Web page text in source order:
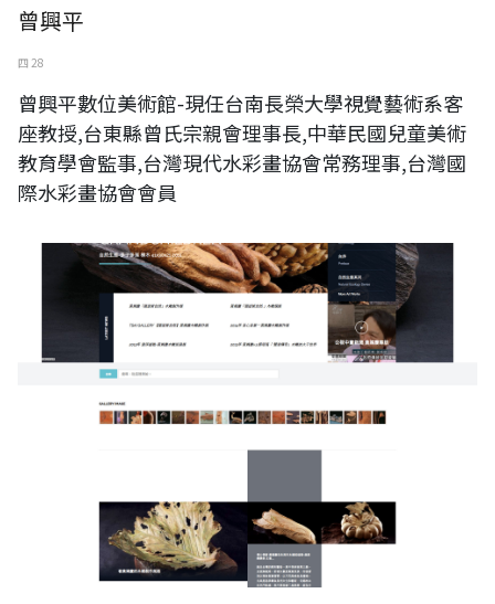
曾興平
四 28
曾興平數位美術館-現任台南長榮大學視覺藝術系客
座教授,台東縣曾氏宗親會理事長,中華民國兒童美術
教育學會監事,台灣現代水彩畫協會常務理事,台灣國
際水彩畫協會會員